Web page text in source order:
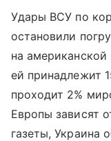
Удары ВСУ по
остановили
на
ей принадлежит
проходит 2%
Европы зависят
газеты, Украина